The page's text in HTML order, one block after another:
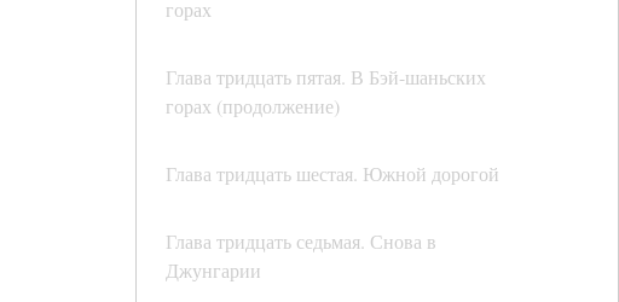
горах
Глава тридцать пятая. В Бэй-шаньских
горах (продолжение)
Глава тридцать шестая. Южной дорогой
Глава тридцать седьмая. Снова в
Джунгарии